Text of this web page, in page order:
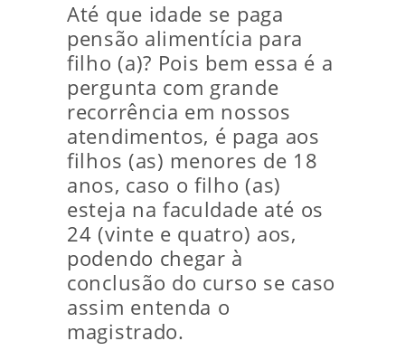
Até que idade se paga
pensão alimentícia para
filho (a)? Pois bem essa é a
pergunta com grande
recorrência em nossos
atendimentos, é paga aos
filhos (as) menores de 18
anos, caso o filho (as)
esteja na faculdade até os
24 (vinte e quatro) aos,
podendo chegar à
conclusão do curso se caso
assim entenda o
magistrado.